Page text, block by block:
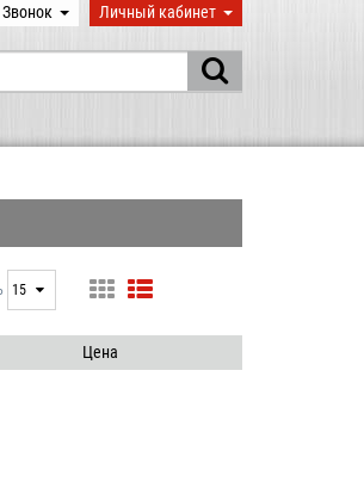
Звонок Личный кабинет
15
Цена